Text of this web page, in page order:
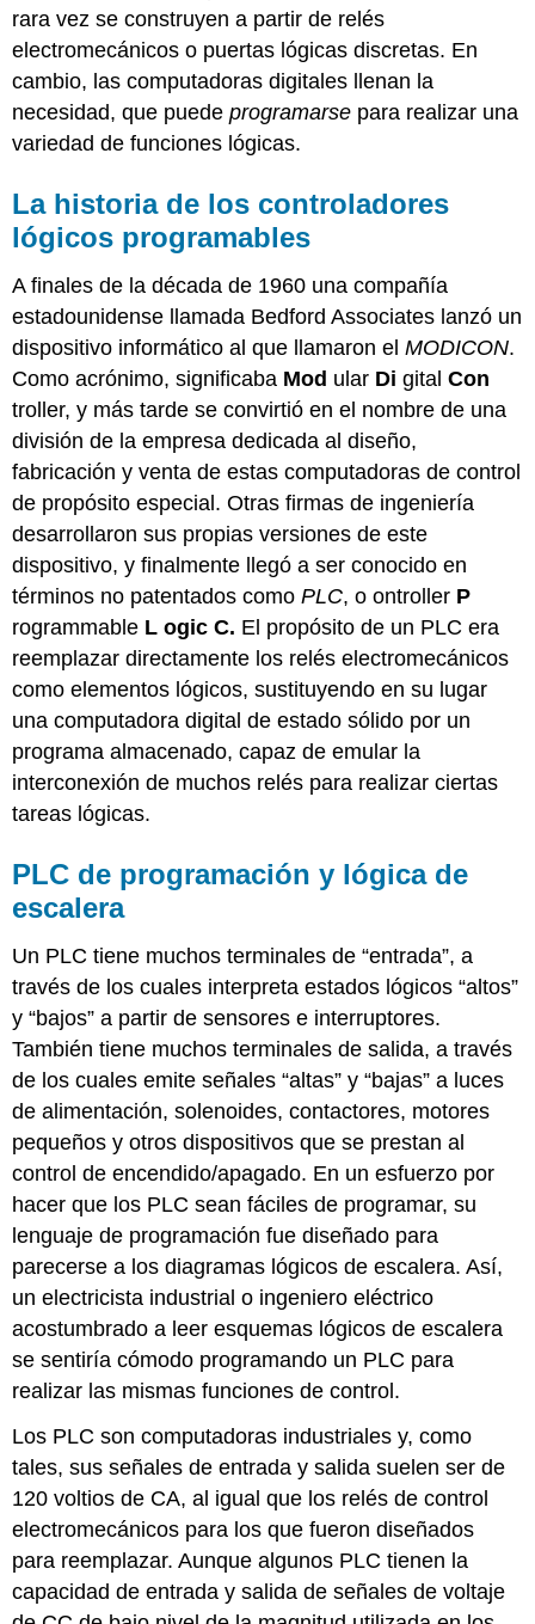
control
Diseño
de
fallas
sistemas
controlados
por
Funcionalidad
avanzada
de
y
Control
Remoto
PLC
a
través
de
Redes
Digitales
de
Computadoras
rara vez se construyen a partir de relés
electromecánicos o puertas lógicas discretas. En
cambio, las computadoras digitales llenan la
necesidad, que puedeprogramarse para realizar una
variedad de funciones lógicas.
La historia de los controladores
lógicos programables
A finales de la década de 1960 una compañía
estadounidense llamada Bedford Associates lanzó un
dispositivo informático al que llamaron elMODICON.
Como acrónimo, significaba Mod ular Di gitalCon
troller, y más tarde se convirtió en el nombre de una
división de la empresa dedicada al diseño,
fabricación y venta de estas computadoras de control
de propósito especial. Otras firmas de ingeniería
desarrollaron sus propias versiones de este
dispositivo, y finalmente llegó a ser conocido en
términos no patentados comoPLC, o ontroller P
rogrammable L ogic C. El propósito de un PLC era
reemplazar directamente los relés electromecánicos
como elementos lógicos, sustituyendo en su lugar
una computadora digital de estado sólido por un
programa almacenado, capaz de emular la
interconexión de muchos relés para realizar ciertas
tareas lógicas.
PLC de programación y lógica de
escalera
Un PLC tiene muchos terminales de “entrada”, a
través de los cuales interpreta estados lógicos “altos”
y “bajos” a partir de sensores e interruptores.
También tiene muchos terminales de salida, a través
de los cuales emite señales “altas” y “bajas” a luces
de alimentación, solenoides, contactores, motores
pequeños y otros dispositivos que se prestan al
control de encendido/apagado. En un esfuerzo por
hacer que los PLC sean fáciles de programar, su
lenguaje de programación fue diseñado para
parecerse a los diagramas lógicos de escalera. Así,
un electricista industrial o ingeniero eléctrico
acostumbrado a leer esquemas lógicos de escalera
se sentiría cómodo programando un PLC para
realizar las mismas funciones de control.
Los PLC son computadoras industriales y, como
tales, sus señales de entrada y salida suelen ser de
120 voltios de CA, al igual que los relés de control
electromecánicos para los que fueron diseñados
para reemplazar. Aunque algunos PLC tienen la
capacidad de entrada y salida de señales de voltaje